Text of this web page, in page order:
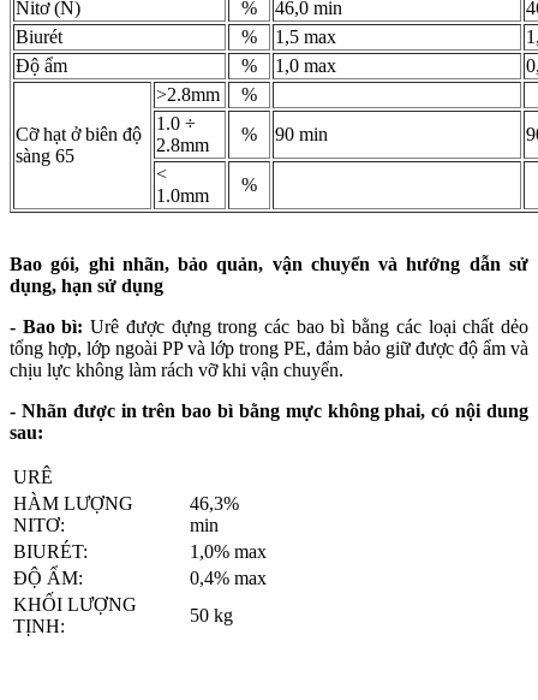
Nitơ (N)
% 46,0 min
Biurét
% 1,5 max
Độ ẩm
% 1,0 max
Cỡ hạt ở biên độ
sàng 65
>2.8mm
%
1.0 ÷
2.8mm
% 90 min
<
1.0mm
%
Bao gói, ghi nhãn, bảo quản, vận chuyển và hướng dẫn sử
dụng, hạn sử dụng
- Bao bì: Urê được đựng trong các bao bì bằng các loại chất dẻo
tổng hợp, lớp ngoài PP và lớp trong PE, đảm bảo giữ được độ ẩm và
chịu lực không làm rách vỡ khi vận chuyển.
- Nhãn được in trên bao bì bằng mực không phai, có nội dung
sau:
URÊ
HÀM LƯỢNG
NITƠ:
46,3%
min
BIURÉT:
1,0% max
ĐỘ ẨM:
0,4% max
KHỐI LƯỢNG
TỊNH:
50 kg